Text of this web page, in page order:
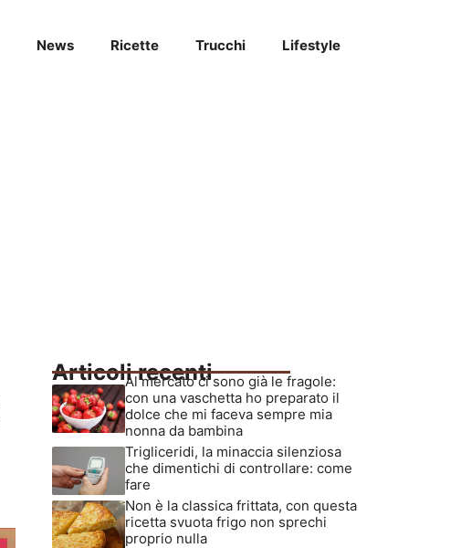
News Ricette Trucchi Lifestyle
Articoli recenti
Al mercato ci sono già le fragole:
con una vaschetta ho preparato il
dolce che mi faceva sempre mia
nonna da bambina
Trigliceridi, la minaccia silenziosa
che dimentichi di controllare: come
fare
Non è la classica frittata, con questa
ricetta svuota frigo non sprechi
proprio nulla